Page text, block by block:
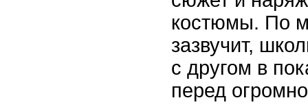
костюмы. По
зазвучит,
с другом в
перед